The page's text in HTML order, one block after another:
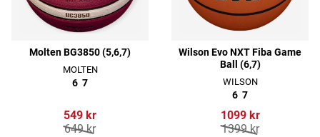
Molten BG3850 (5,6,7)
MOLTEN
6 7
549 kr
649 kr
Wilson Evo NXT Fiba Game
Ball (6,7)
WILSON
6 7
1099 kr
1399 kr